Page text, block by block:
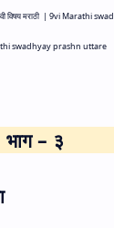
विषय मराठी | 9vi Marathi
swadhyay prashn uttare
भाग – ३